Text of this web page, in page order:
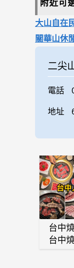
附近可
大山自在
關華山休
二尖
電話
地址
台中
台中